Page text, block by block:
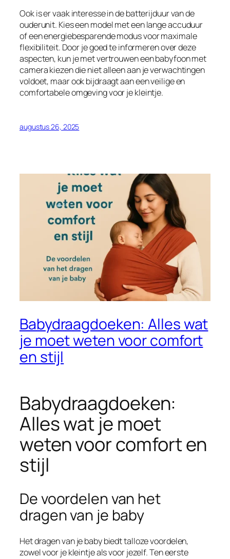
Ook is er vaak interesse in de batterijduur van de
ouderunit. Kies een model met een lange accuduur
of een energiebesparende modus voor maximale
flexibiliteit. Door je goed te informeren over deze
aspecten, kun je met vertrouwen een babyfoon met
camera kiezen die niet alleen aan je verwachtingen
voldoet, maar ook bijdraagt aan een veilige en
comfortabele omgeving voor je kleintje.
augustus 26, 2025
Babydraagdoeken: Alles wat
je moet weten voor comfort
en stijl
Babydraagdoeken:
Alles wat je moet
weten voor comfort en
stijl
De voordelen van het
dragen van je baby
Het dragen van je baby biedt talloze voordelen,
zowel voor je kleintje als voor jezelf. Ten eerste